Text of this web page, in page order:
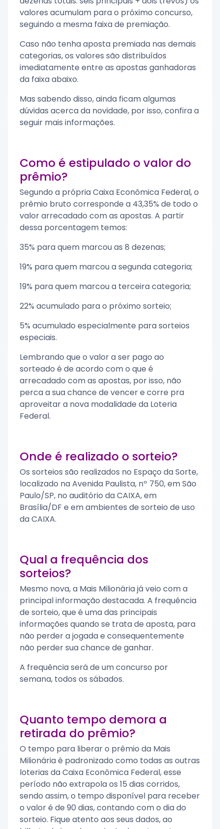
valores acumulam para o próximo concurso,
seguindo a mesma faixa de premiação.
Caso não tenha aposta premiada nas demais
categorias, os valores são distribuídos
imediatamente entre as apostas ganhadoras
da faixa abaixo.
Mas sabendo disso, ainda ficam algumas
dúvidas acerca da novidade, por isso, confira a
seguir mais informações.
Como é estipulado o valor do
prêmio?
Segundo a própria Caixa Econômica Federal, o
prêmio bruto corresponde a 43,35% de todo o
valor arrecadado com as apostas. A partir
dessa porcentagem temos:
35% para quem marcou as 8 dezenas;
19% para quem marcou a segunda categoria;
19% para quem marcou a terceira categoria;
22% acumulado para o próximo sorteio;
5% acumulado especialmente para sorteios
especiais.
Lembrando que o valor a ser pago ao
sorteado é de acordo com o que é
arrecadado com as apostas, por isso, não
perca a sua chance de vencer e corre pra
aproveitar a nova modalidade da Loteria
Federal.
Onde é realizado o sorteio?
Os sorteios são realizados no Espaço da Sorte,
localizado na Avenida Paulista, nº 750, em São
Paulo/SP, no auditório da CAIXA, em
Brasília/DF e em ambientes de sorteio de uso
da CAIXA.
Qual a frequência dos
sorteios?
Mesmo nova, a Mais Milionária já veio com a
principal informação destacada. A frequência
de sorteio, que é uma das principais
informações quando se trata de aposta, para
não perder a jogada e consequentemente
não perder sua chance de ganhar.
A frequência será de um concurso por
semana, todos os sábados.
Quanto tempo demora a
retirada do prêmio?
O tempo para liberar o prêmio da Mais
Milionária é padronizado como todas as outras
loterias da Caixa Econômica Federal, esse
período não extrapola os 15 dias corridos,
sendo assim, o tempo disponível para receber
o valor é de 90 dias, contando com o dia do
sorteio. Fique atento aos seus dados, ao